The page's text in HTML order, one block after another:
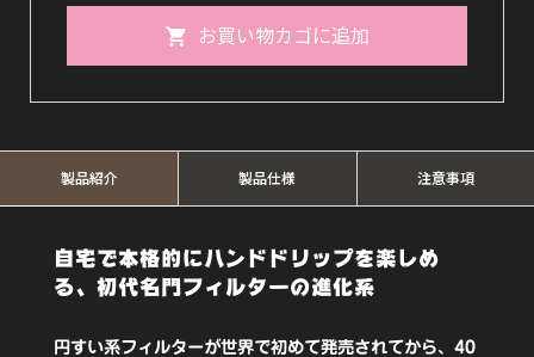
色】
MDN-
21
年
秋
モ
お買い物カゴに追加
製品紹介 製品仕様 注意事項
自宅で本格的にハンドドリップを楽しめ
る、初代名門フィルターの進化系
円すい系フィルターが世界で初めて発売されてから、40